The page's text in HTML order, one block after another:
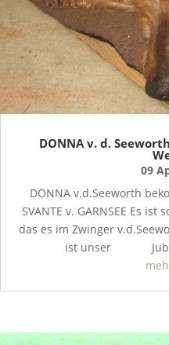
DONNA v. d.
09
DONNA v.d.Seeworth
SVANTE v. GARNSEE Es
das es im Zwinger
ist unser